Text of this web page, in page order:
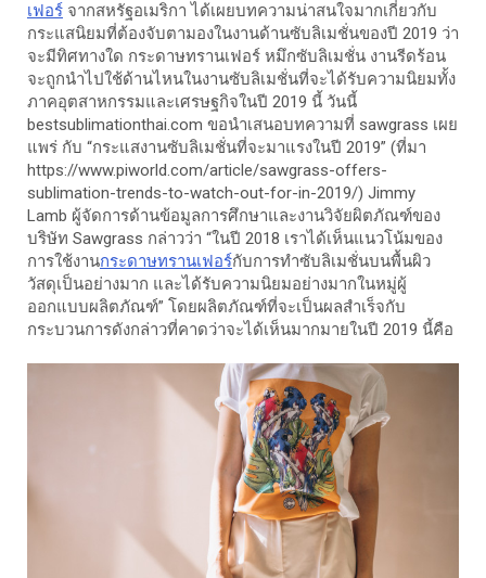
เฟอร์ จากสหรัฐอเมริกา ได้เผยบทความน่าสนใจมากเกี่ยวกับ
กระแสนิยมที่ต้องจับตามองในงานด้านซับลิเมชั่นของปี 2019 ว่า
จะมีทิศทางใด กระดาษทรานเฟอร์ หมึกซับลิเมชั่น งานรีดร้อน
จะถูกนำไปใช้ด้านไหนในงานซับลิเมชั่นที่จะได้รับความนิยมทั้ง
ภาคอุตสาหกรรมและเศรษฐกิจในปี 2019 นี้ วันนี้
bestsublimationthai.com ขอนำเสนอบทความที่ sawgrass เผย
แพร่ กับ “กระแสงานซับลิเมชั่นที่จะมาแรงในปี 2019” (ที่มา
https://www.piworld.com/article/sawgrass-offers-
sublimation-trends-to-watch-out-for-in-2019/) Jimmy
Lamb ผู้จัดการด้านข้อมูลการศึกษาและงานวิจัยผิตภัณฑ์ของ
บริษัท Sawgrass กล่าวว่า “ในปี 2018 เราได้เห็นแนวโน้มของ
การใช้งานกระดาษทรานเฟอร์กับการทำซับลิเมชั่นบนพื้นผิว
วัสดุเป็นอย่างมาก และได้รับความนิยมอย่างมากในหมู่ผู้
ออกแบบผลิตภัณฑ์” โดยผลิตภัณฑ์ที่จะเป็นผลสำเร็จกับ
กระบวนการดังกล่าวที่คาดว่าจะได้เห็นมากมายในปี 2019 นี้คือ